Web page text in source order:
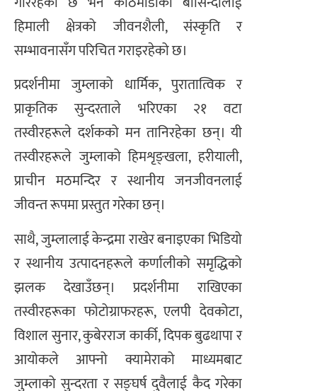
हिमाली क्षेत्रको जीवनशैली, संस्कृति र
सम्भावनासँग परिचित गराइरहेको छ।
प्रदर्शनीमा जुम्लाको धार्मिक, पुरातात्विक र
प्राकृतिक सुन्दरताले भरिएका २१ वटा
तस्वीरहरूले दर्शकको मन तानिरहेका छन्। यी
तस्वीरहरूले जुम्लाको हिमशृङ्खला, हरीयाली,
प्राचीन मठमन्दिर र स्थानीय जनजीवनलाई
जीवन्त रूपमा प्रस्तुत गरेका छन्।
साथै, जुम्लालाई केन्द्रमा राखेर बनाइएका भिडियो
र स्थानीय उत्पादनहरूले कर्णालीको समृद्धिको
झलक देखाउँछन्। प्रदर्शनीमा राखिएका
तस्वीरहरूका फोटोग्राफरहरू, एलपी देवकोटा,
विशाल सुनार, कुबेरराज कार्की, दिपक बुढथापा र
आयोकले आफ्नो क्यामेराको माध्यमबाट
जुम्लाको सुन्दरता र सङ्घर्ष दुवैलाई कैद गरेका